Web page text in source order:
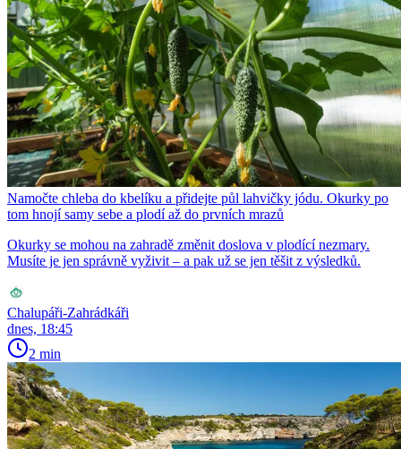
Namočte chleba do kbelíku a přidejte půl lahvičky jódu. Okurky po
tom hnojí samy sebe a plodí až do prvních mrazů
Okurky se mohou na zahradě změnit doslova v plodící nezmary.
Musíte je jen správně vyživit – a pak už se jen těšit z výsledků.
Chalupáři-Zahrádkáři
dnes, 18:45
2 min